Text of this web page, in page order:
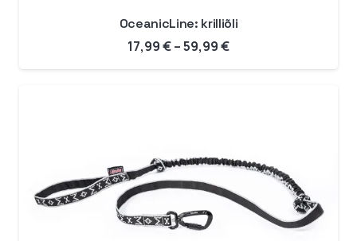
OceanicLine: krilliõli
17,99€–59,99€Hinnavahemik:
17,99 €